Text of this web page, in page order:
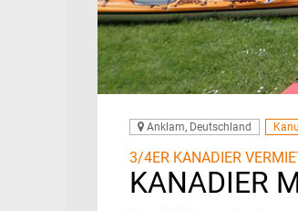
Anklam, Deutschland Kanu
3/4ER KANADIER
KANADIER